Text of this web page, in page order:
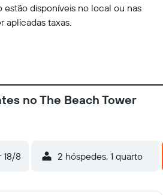
estão disponíveis no local ou nas
aplicadas taxas.
no The Beach Tower
18/8 2 hóspedes, 1 quarto